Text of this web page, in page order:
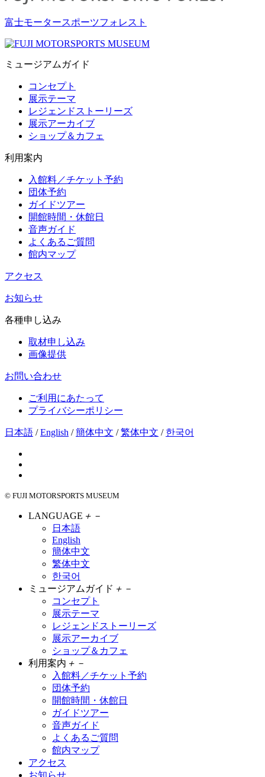
富士モータースポーツフォレスト
ミュージアムガイド
コンセプト
展示テーマ
レジェンドストーリーズ
展示アーカイブ
ショップ＆カフェ
利用案内
入館料／チケット予約
団体予約
ガイドツアー
開館時間・休館日
音声ガイド
よくあるご質問
館内マップ
アクセス
お知らせ
各種申し込み
取材申し込み
画像提供
お問い合わせ
ご利用にあたって
プライバシーポリシー
日本語 /English /簡体中文 /繁体中文 / 한국어
© FUJI MOTORSPORTS MUSEUM
LANGUAGE ＋ －
日本語
English
簡体中文
繁体中文
한국어
ミュージアムガイド ＋ －
コンセプト
展示テーマ
レジェンドストーリーズ
展示アーカイブ
ショップ＆カフェ
利用案内 ＋ －
入館料／チケット予約
団体予約
開館時間・休館日
ガイドツアー
音声ガイド
よくあるご質問
館内マップ
アクセス